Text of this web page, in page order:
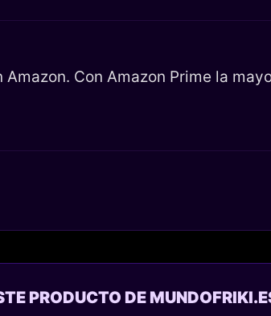
Con Amazon Prime la
PRODUCTO DE